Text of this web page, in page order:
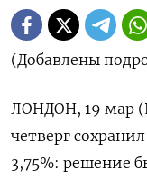
(Добавлены
ЛОНДОН, 19 мар
четверг
‌3,75%: решение